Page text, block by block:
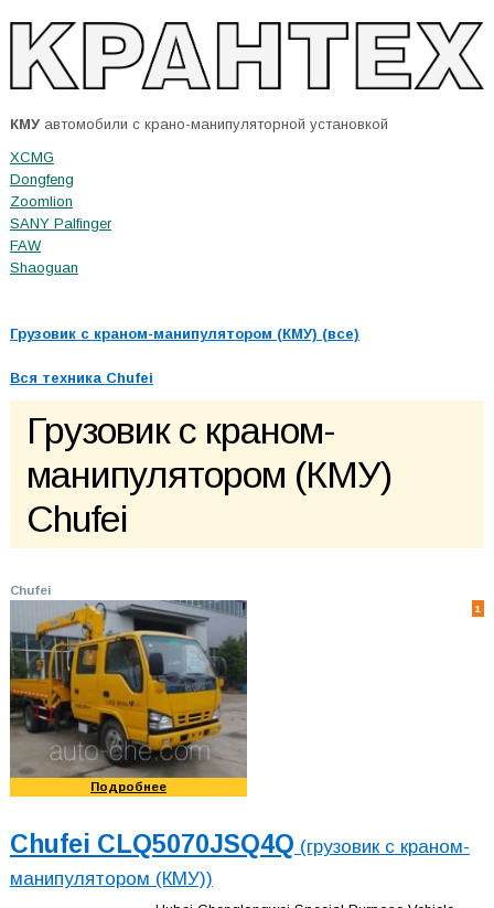
КМУавтомобили с крано-манипуляторной установкой
XCMG
Dongfeng
Zoomlion
SANY Palfinger
FAW
Shaoguan
Грузовик с краном-манипулятором (КМУ) (все)
Вся техника Chufei
Грузовик с краном-
манипулятором (КМУ)
Chufei
Chufei
1
Подробнее
Chufei CLQ5070JSQ4Q (грузовик с краном-
манипулятором (КМУ))